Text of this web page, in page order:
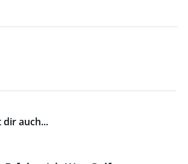
dir auch...